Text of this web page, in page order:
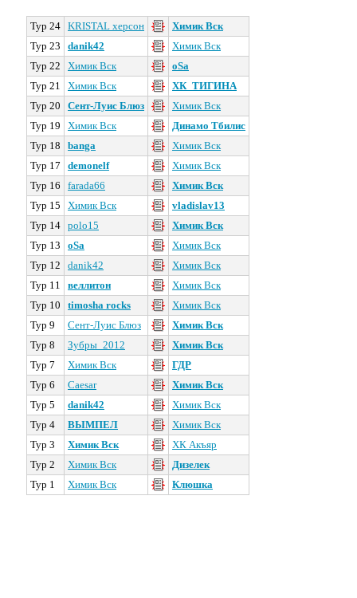
Тур 24 KRISTAL херсон
Химик Вск
Тур 23
danik42
Химик Вск
Тур 22
Химик Вск
oSa
Тур 21
Химик Вск
ХК_ТИГИНА
Тур 20
Сент-Луис Блюз
Химик Вск
Тур 19
Химик Вск
Динамо Тбилис
Тур 18
banga
Химик Вск
Тур 17
demonelf
Химик Вск
Тур 16
farada66
Химик Вск
Тур 15
Химик Вск
vladislav13
Тур 14 polo15
Химик Вск
Тур 13
oSa
Химик Вск
Тур 12
danik42
Химик Вск
Тур 11
веллитон
Химик Вск
Тур 10
timosha rocks
Химик Вск
Тур 9
Сент-Луис Блюз
Химик Вск
Тур 8
Зубры_2012
Химик Вск
Тур 7
Химик Вск
ГДР
Тур 6
Caesar
Химик Вск
Тур 5
danik42
Химик Вск
Тур 4
ВЫМПЕЛ
Химик Вск
Тур 3
Химик Вск
ХК Акъяр
Тур 2
Химик Вск
Дизелек
Тур 1
Химик Вск Клюшка